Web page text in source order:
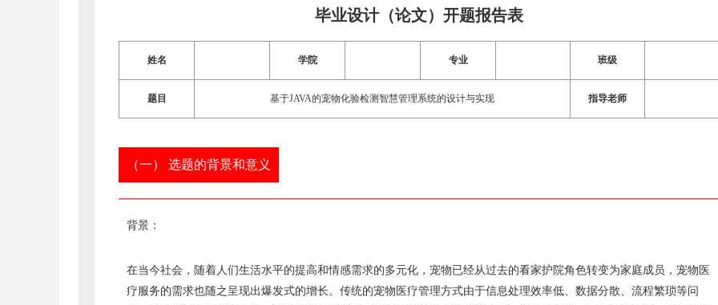
毕业设计（论文）开题报告表
姓名 学院 专业 班级
题目 基于JAVA的宠物化验检测智慧管理系统的设计与实现 指导老师
（一） 选题的背景和意义
背景：
在当今社会，随着人们生活水平的提高和情感需求的多元化，宠物已经从过去的看家护院角色转变为家庭成员，宠物医
疗服务的需求也随之呈现出爆发式的增长。传统的宠物医疗管理方式由于信息处理效率低、数据分散、流程繁琐等问